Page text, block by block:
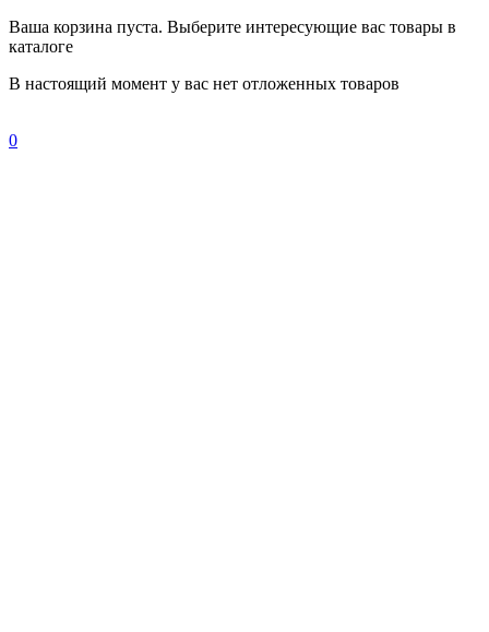
Ваша корзина пуста. Выберите интересующие вас товары в
каталоге
В настоящий момент у вас нет отложенных товаров
0